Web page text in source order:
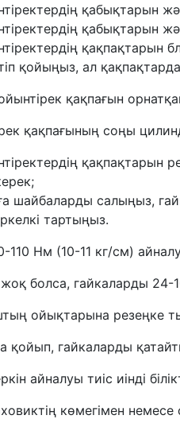
қабықтарын
қабықтарын
қойыңыз, ал
қақпағын
қақпағының соңы
шайбаларды салыңыз,
тартыңыз.
110 Нм (10-11 кг/см)
болса, гайкаларды 24-
ойықтарына резеңке
қойып, гайкаларды
айналуы тиіс иінді
көмегімен